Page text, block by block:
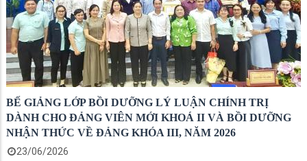
BẾ GIẢNG LỚP BỒI DƯỠNG LÝ LUẬN CHÍNH TRỊ
DÀNH CHO ĐẢNG VIÊN MỚI KHOÁ II VÀ BỒI DƯỠNG
NHẬN THỨC VỀ ĐẢNG KHÓA III, NĂM 2026
23/06/2026